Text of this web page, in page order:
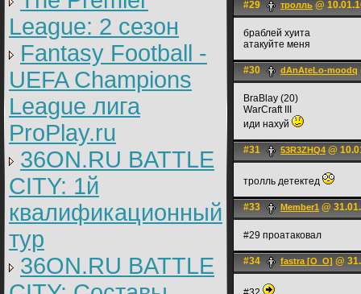
League: 2 cезон
Fantasy Football -
UEFA Champions
League лига
ProPlay.ru
36ON.RU BATTLE
CITY: 1й
квалификационный
тур
36ON.RU BATTLE
#29 тролль @
браблей хуита
атакуйте меня
#30 dAnAteLo-moodq
BraBlay (20)
WarCraft III
иди нaxуй
#31 53R3ZHQ4 @
тролль детектед
#33 Member1 @
#29 проатаковал
#34 fastra [O_O] @